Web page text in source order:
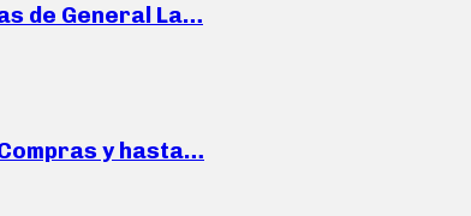
de General La…
y hasta…